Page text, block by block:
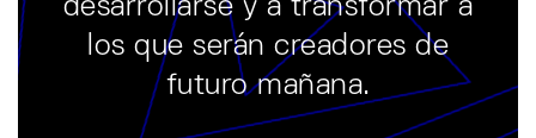
desarrollarse y a transformar a
los que serán creadores de
futuro mañana.